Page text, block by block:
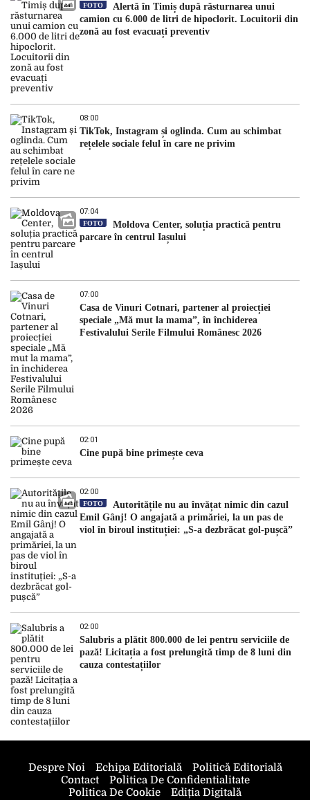
FOTO
Alertă în Timiș după răsturnarea unui
camion cu 6.000 de litri de hipoclorit. Locuitorii din
zonă au fost evacuați preventiv
08:00
TikTok, Instagram și oglinda. Cum au schimbat
rețelele sociale felul în care ne privim
07:04
FOTO
Moldova Center, soluția practică pentru
parcare în centrul Iașului
07:00
Casa de Vinuri Cotnari, partener al proiecției
speciale „Mă mut la mama”, în închiderea
Festivalului Serile Filmului Românesc 2026
02:01
Cine pupă bine primește ceva
02:00
FOTO
Autoritățile nu au învățat nimic din cazul
Emil Gânj! O angajată a primăriei, la un pas de
viol în biroul instituției: „S-a dezbrăcat gol-pușcă”
02:00
Salubris a plătit 800.000 de lei pentru serviciile de
pază! Licitația a fost prelungită timp de 8 luni din
cauza contestațiilor
Despre Noi Echipa Editorială
Politică Editorială
Contact
Politica De Confidentialitate
Politica De Cookie
Ediția Digitală